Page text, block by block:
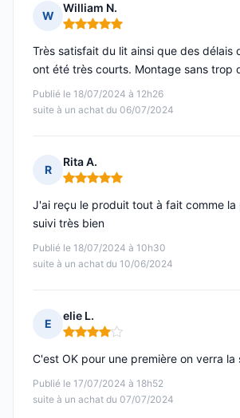
W
William N.
Note : 5 sur 5
Publié le 18/07/2024 à 12h26
suite à un achat du 06/07/2024
Très satisfait du lit ainsi que des délais
ont été très courts. Montage sans trop
R
Rita A.
Note : 5 sur 5
Publié le 18/07/2024 à 10h30
suite à un achat du 10/06/2024
J'ai reçu le produit tout à fait comme la
suivi très bien
E
elie L.
Note : 4 sur 5
Publié le 17/07/2024 à 18h52
suite à un achat du 07/07/2024
C'est OK pour une première on verra la